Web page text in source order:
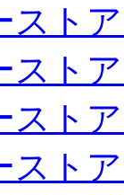
スト
スト
スト
スト